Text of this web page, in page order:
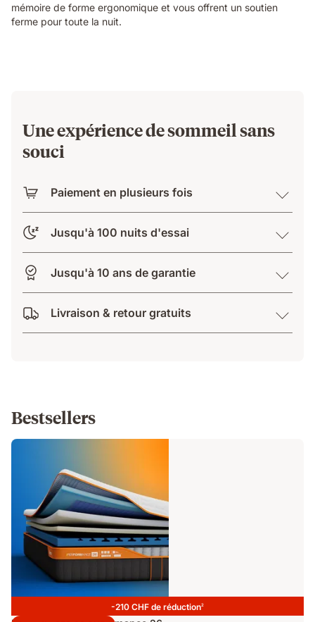
mémoire de forme ergonomique et vous offrent un soutien
ferme pour toute la nuit.
Une expérience de sommeil sans
souci
Paiement en plusieurs fois
Jusqu'à 100 nuits d'essai
Jusqu'à 10 ans de garantie
Livraison & retour gratuits
Bestsellers
-210 CHF de réduction2